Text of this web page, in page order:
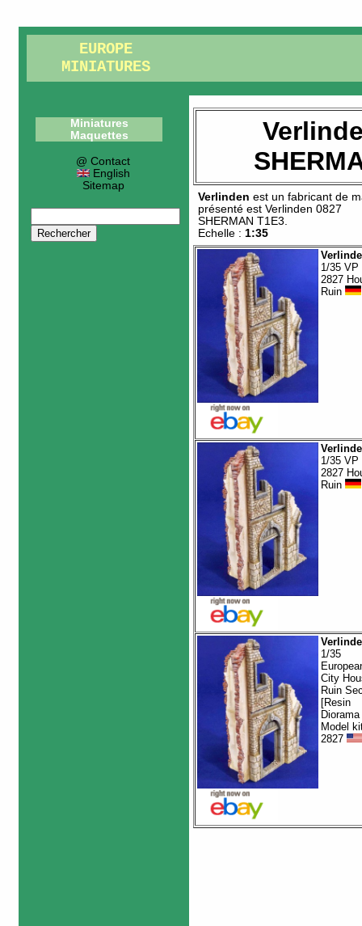
EUROPE
MINIATURES
Miniatures
Maquettes
@ Contact
English
Sitemap
Verlinden est un fabricant de
présenté estVerlinden 0827
SHERMAN T1E3
Echelle : 1:35
1/35 VP
2827
Ruin
1/35 VP
2827
Ruin
1/35
City
Ruin
[Resin
Diorama
Model
2827